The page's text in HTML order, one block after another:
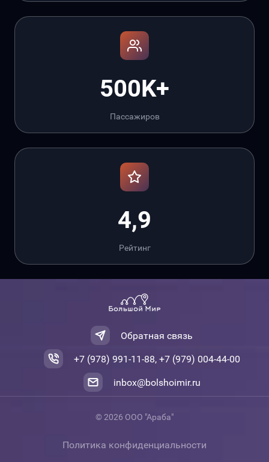
500K+
Пассажиров
4,9
Рейтинг
Обратная связь
+7 (978) 991-11-88, +7 (979) 004-44-00
inbox@bolshoimir.ru
© 2026 ООО "Араба"
Политика конфиденциальности